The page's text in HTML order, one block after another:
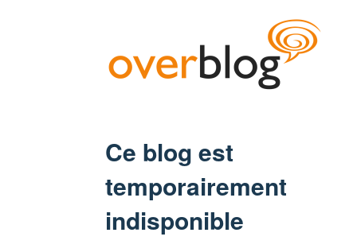
Ce blog est
temporairement
indisponible